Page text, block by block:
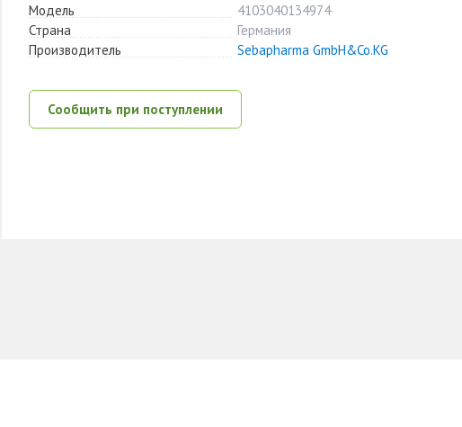
Модель
4103040134974
Страна
Германия
Производитель
Sebapharma GmbH&Co.KG
Сообщить при поступлении